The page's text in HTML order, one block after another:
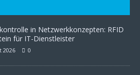
in Netzwerkkonzepten: RFID
für IT-Dienstleister
2026 0